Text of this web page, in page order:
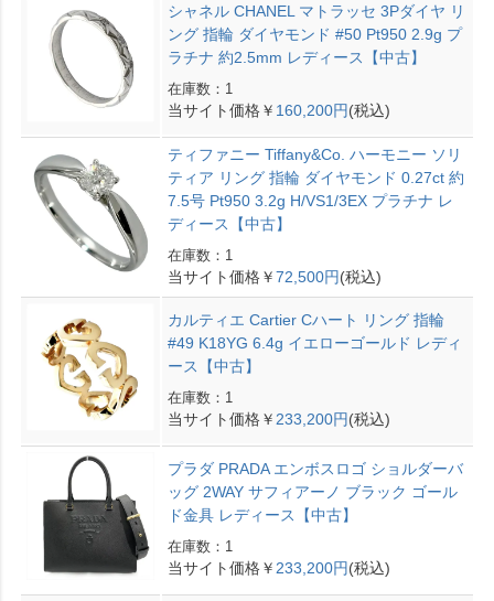
シャネル CHANEL マトラッセ 3Pダイヤ リ
ング 指輪 ダイヤモンド #50 Pt950 2.9g プ
ラチナ 約2.5mm レディース【中古】
在庫数：1
当サイト価格￥ 160,200円(税込)
ティファニー Tiffany&Co. ハーモニー ソリ
ティア リング 指輪 ダイヤモンド 0.27ct 約
7.5号 Pt950 3.2g H/VS1/3EX プラチナ レ
ディース【中古】
在庫数：1
当サイト価格￥72,500円(税込)
カルティエ Cartier Cハート リング 指輪
#49 K18YG 6.4g イエローゴールド レディ
ース【中古】
在庫数：1
当サイト価格￥ 233,200円(税込)
プラダ PRADA エンボスロゴ ショルダーバ
ッグ 2WAY サフィアーノ ブラック ゴール
ド金具 レディース【中古】
在庫数：1
当サイト価格￥ 233,200円(税込)